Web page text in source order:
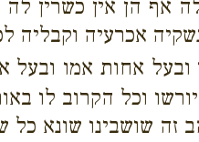
הן אין כשרין לה
אכרעיה וקבליה
אחות אמו ובעל
וכל הקרוב לו
זה שושבינו שונא